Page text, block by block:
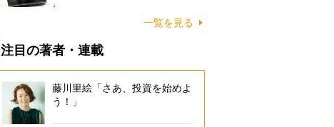
一覧を見る
注目の著者・連載
藤川里絵「さあ、投資を始めよ
う！」